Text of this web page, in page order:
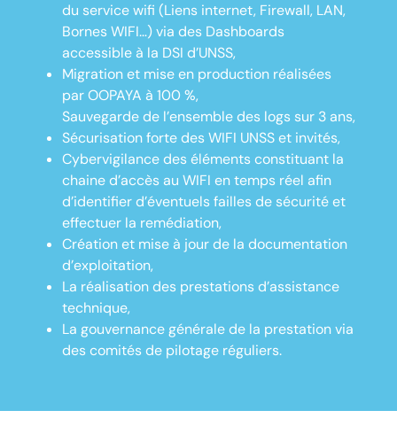
du service wifi (Liens internet, Firewall, LAN,
Bornes WIFI…) via des Dashboards
accessible à la DSI d’UNSS,
Migration et mise en production réalisées
par OOPAYA à 100 %,
Sauvegarde de l’ensemble des logs sur 3 ans,
Sécurisation forte des WIFI UNSS et invités,
Cybervigilance des éléments constituant la
chaine d’accès au WIFI en temps réel afin
d’identifier d’éventuels failles de sécurité et
effectuer la remédiation,
Création et mise à jour de la documentation
d’exploitation,
La réalisation des prestations d’assistance
technique,
La gouvernance générale de la prestation via
des comités de pilotage réguliers.